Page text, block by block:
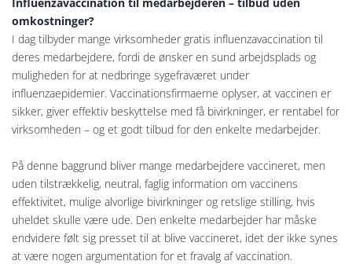
omkostninger?
I dag tilbyder mange virksomheder gratis influenzavaccination til
deres medarbejdere, fordi de ønsker en sund arbejdsplads og
muligheden for at nedbringe sygefraværet under
influenzaepidemier. Vaccinationsfirmaerne oplyser, at vaccinen er
sikker, giver effektiv beskyttelse med få bivirkninger, er rentabel for
virksomheden – og et godt tilbud for den enkelte medarbejder.
På denne baggrund bliver mange medarbejdere vaccineret, men
uden tilstrækkelig, neutral, faglig information om vaccinens
effektivitet, mulige alvorlige bivirkninger og retslige stilling, hvis
uheldet skulle være ude. Den enkelte medarbejder har måske
endvidere følt sig presset til at blive vaccineret, idet der ikke synes
at være nogen argumentation for et fravalg af vaccination.